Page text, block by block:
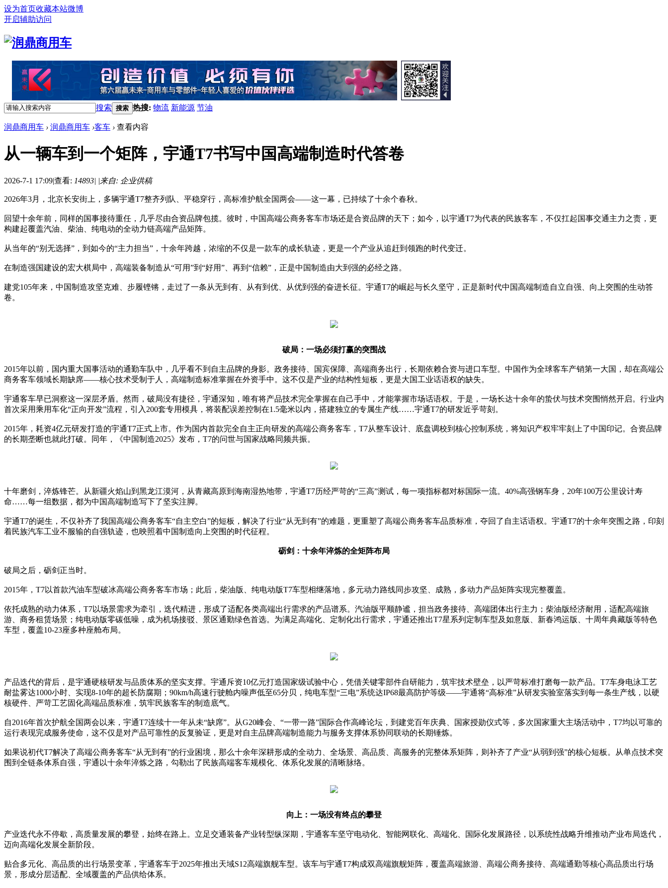
设为首页收藏本站微博
开启辅助访问
搜索 搜索 热搜: 物流 新能源 节油
润鼎商用车 › 润鼎商用车 ›客车 › 查看内容
从一辆车到一个矩阵，宇通T7书写中国高端制造时代答卷
2026-7-1 17:09|查看: 14893| |来自: 企业供稿
2026年3月，北京长安街上，多辆宇通T7整齐列队、平稳穿行，高标准护航全国两会——这一幕，已持续了十余个春秋。
回望十余年前，同样的国事接待重任，几乎尽由合资品牌包揽。彼时，中国高端公商务客车市场还是合资品牌的天下；如今，以宇通T7为代表的民族客车，不仅扛起国事交通主力之责，更
构建起覆盖汽油、柴油、纯电动的全动力链高端产品矩阵。
从当年的“别无选择”，到如今的“主力担当”，十余年跨越，浓缩的不仅是一款车的成长轨迹，更是一个产业从追赶到领跑的时代变迁。
在制造强国建设的宏大棋局中，高端装备制造从“可用”到“好用”、再到“信赖”，正是中国制造由大到强的必经之路。
建党105年来，中国制造攻坚克难、步履铿锵，走过了一条从无到有、从有到优、从优到强的奋进长征。宇通T7的崛起与长久坚守，正是新时代中国高端制造自立自强、向上突围的生动答
卷。
破局：一场必须打赢的突围战
2015年以前，国内重大国事活动的通勤车队中，几乎看不到自主品牌的身影。政务接待、国宾保障、高端商务出行，长期依赖合资与进口车型。中国作为全球客车产销第一大国，却在高端公
商务客车领域长期缺席——核心技术受制于人，高端制造标准掌握在外资手中。这不仅是产业的结构性短板，更是大国工业话语权的缺失。
宇通客车早已洞察这一深层矛盾。然而，破局没有捷径，宇通深知，唯有将产品技术完全掌握在自己手中，才能掌握市场话语权。于是，一场长达十余年的蛰伏与技术突围悄然开启。行业内
首次采用乘用车化“正向开发”流程，引入200套专用模具，将装配误差控制在1.5毫米以内，搭建独立的专属生产线……宇通T7的研发近乎苛刻。
2015年，耗资4亿元研发打造的宇通T7正式上市。作为国内首款完全自主正向研发的高端公商务客车，T7从整车设计、底盘调校到核心控制系统，将知识产权牢牢刻上了中国印记。合资品牌
的长期垄断也就此打破。同年，《中国制造2025》发布，T7的问世与国家战略同频共振。
十年磨剑，淬炼锋芒。从新疆火焰山到黑龙江漠河，从青藏高原到海南湿热地带，宇通T7历经严苛的“三高”测试，每一项指标都对标国际一流。40%高强钢车身，20年100万公里设计寿
命……每一组数据，都为中国高端制造写下了坚实注脚。
宇通T7的诞生，不仅补齐了我国高端公商务客车“自主空白”的短板，解决了行业“从无到有”的难题，更重塑了高端公商务客车品质标准，夺回了自主话语权。宇通T7的十余年突围之路，印刻
着民族汽车工业不服输的自强轨迹，也映照着中国制造向上突围的时代征程。
砺剑：十余年淬炼的全矩阵布局
破局之后，砺剑正当时。
2015年，T7以首款汽油车型破冰高端公商务客车市场；此后，柴油版、纯电动版T7车型相继落地，多元动力路线同步攻坚、成熟，多动力产品矩阵实现完整覆盖。
依托成熟的动力体系，T7以场景需求为牵引，迭代精进，形成了适配各类高端出行需求的产品谱系。汽油版平顺静谧，担当政务接待、高端团体出行主力；柴油版经济耐用，适配高端旅
游、商务租赁场景；纯电动版零碳低噪，成为机场接驳、景区通勤绿色首选。为满足高端化、定制化出行需求，宇通还推出T7星系列定制车型及如意版、新春鸿运版、十周年典藏版等特色
车型，覆盖10-23座多种座舱布局。
产品迭代的背后，是宇通硬核研发与品质体系的坚实支撑。宇通斥资10亿元打造国家级试验中心，凭借关键零部件自研能力，筑牢技术壁垒，以严苛标准打磨每一款产品。T7车身电泳工艺
耐盐雾达1000小时、实现8-10年的超长防腐期；90km/h高速行驶舱内噪声低至65分贝，纯电车型“三电”系统达IP68最高防护等级——宇通将“高标准”从研发实验室落实到每一条生产线，以硬
核硬件、严苛工艺固化高端品质标准，筑牢民族客车的制造底气。
自2016年首次护航全国两会以来，宇通T7连续十一年从未“缺席”。从G20峰会、“一带一路”国际合作高峰论坛，到建党百年庆典、国家授勋仪式等，多次国家重大主场活动中，T7均以可靠的
运行表现完成服务使命，这不仅是对产品可靠性的反复验证，更是对自主品牌高端制造能力与服务支撑体系协同联动的长期锤炼。
如果说初代T7解决了高端公商务客车“从无到有”的行业困境，那么十余年深耕形成的全动力、全场景、高品质、高服务的完整体系矩阵，则补齐了产业“从弱到强”的核心短板。从单点技术突
围到全链条体系自强，宇通以十余年淬炼之路，勾勒出了民族高端客车规模化、体系化发展的清晰脉络。
向上：一场没有终点的攀登
产业迭代永不停歇，高质量发展的攀登，始终在路上。立足交通装备产业转型纵深期，宇通客车坚守电动化、智能网联化、高端化、国际化发展路径，以系统性战略升维推动产业布局迭代，
迈向高端化发展全新阶段。
贴合多元化、高品质的出行场景变革，宇通客车于2025年推出天域S12高端旗舰车型。该车与宇通T7构成双高端旗舰矩阵，覆盖高端旅游、高端公商务接待、高端通勤等核心高品质出行场
景，形成分层适配、全域覆盖的产品供给体系。